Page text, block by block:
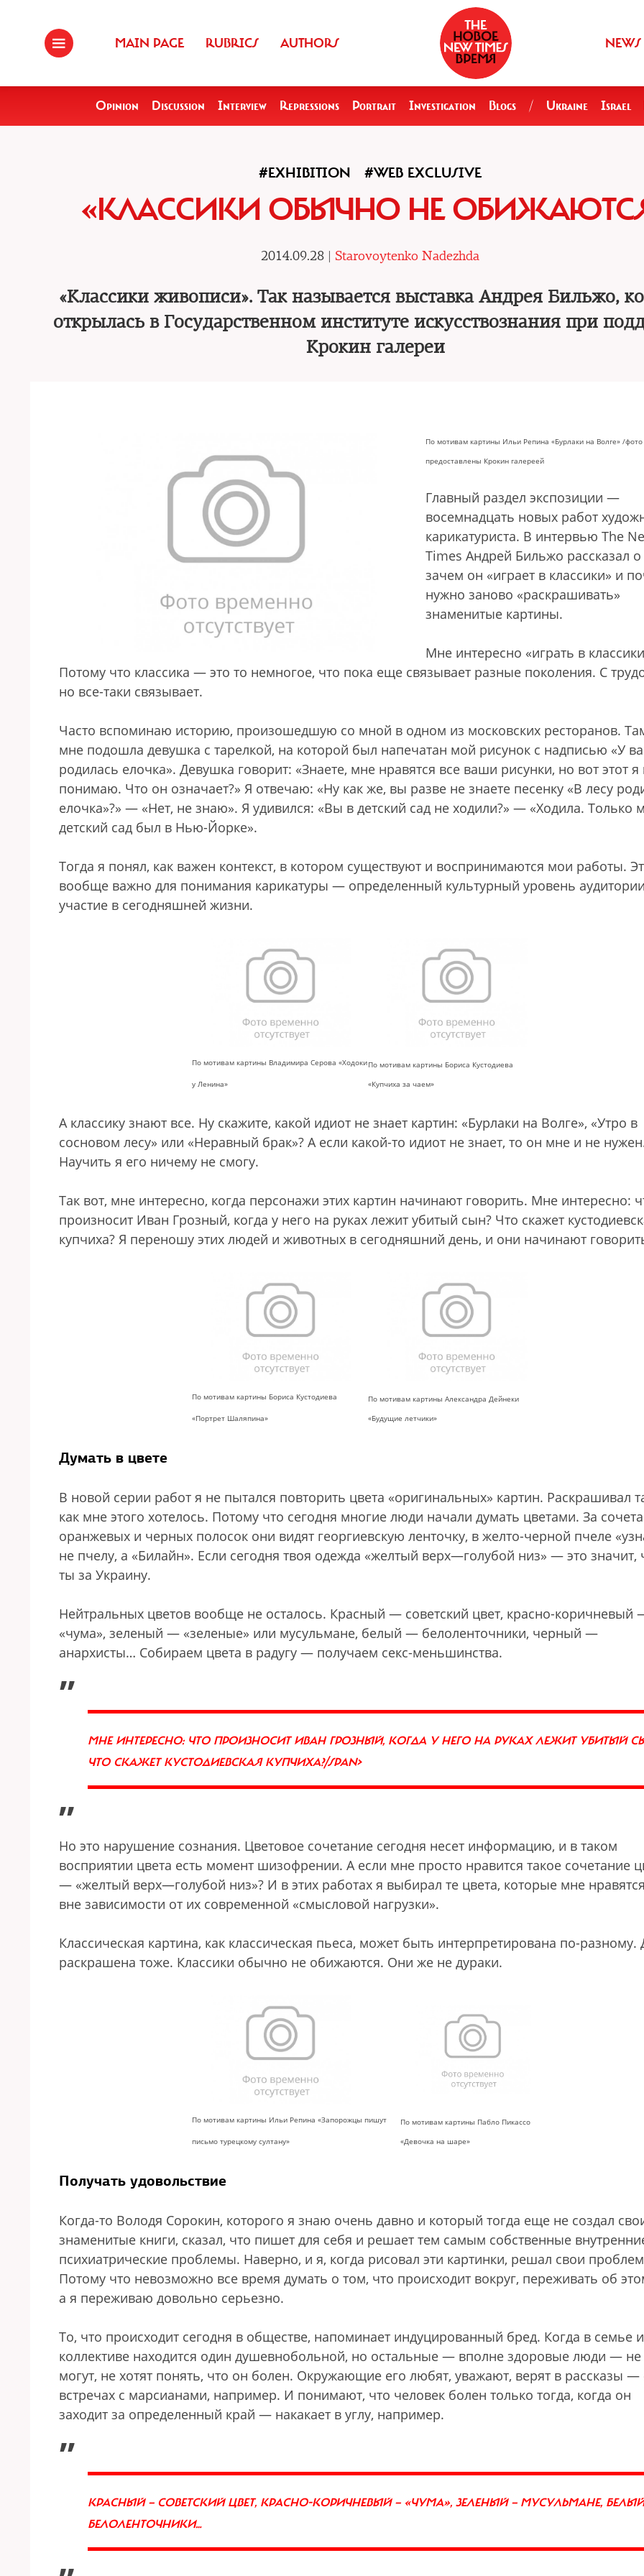
MAIN PAGE RUBRICS AUTHORS NEWS
Opinion Discussion Interview Repressions Portrait Investigation Blogs / Ukraine Israel
#EXHIBITION #WEB EXCLUSIVE
«КЛАССИКИ ОБЫЧНО НЕ
2014.09.28 | Starovoytenko Nadezhda
«Классики живописи». Так называется выставка Андрея Бильжо,
открылась в Государственном институте искусствознания при
Крокин галереи
По мотивам картины Ильи Репина «Бурлаки на Волге» /фото
предоставлены Крокин галереей
Главный раздел экспозиции —
восемнадцать новых работ
карикатуриста. В интервью The
Times Андрей Бильжо рассказал о
зачем он «играет в классики» и
нужно заново «раскрашивать»
знаменитые картины.
Мне интересно «играть в
Потому что классика — это то немногое, что пока еще связывает разные поколения. С
но все-таки связывает.
Часто вспоминаю историю, произошедшую со мной в одном из московских ресторанов.
мне подошла девушка с тарелкой, на которой был напечатан мой рисунок с надписью «У
родилась елочка». Девушка говорит: «Знаете, мне нравятся все ваши рисунки, но вот этот я
понимаю. Что он означает?» Я отвечаю: «Ну как же, вы разве не знаете песенку «В лесу
елочка»?» — «Нет, не знаю». Я удивился: «Вы в детский сад не ходили?» — «Ходила. Только
детский сад был в Нью-Йорке».
Тогда я понял, как важен контекст, в котором существуют и воспринимаются мои работы.
вообще важно для понимания карикатуры — определенный культурный уровень
участие в сегодняшней жизни.
По мотивам картины Владимира Серова «Ходоки
у Ленина»
По мотивам картины Бориса Кустодиева
«Купчиха за чаем»
А классику знают все. Ну скажите, какой идиот не знает картин: «Бурлаки на Волге», «Утро в
сосновом лесу» или «Неравный брак»? А если какой-то идиот не знает, то он мне и не
Научить я его ничему не смогу.
Так вот, мне интересно, когда персонажи этих картин начинают говорить. Мне интересно:
произносит Иван Грозный, когда у него на руках лежит убитый сын? Что скажет
купчиха? Я переношу этих людей и животных в сегодняшний день, и они начинают
По мотивам картины Бориса Кустодиева
«Портрет Шаляпина»
По мотивам картины Александра Дейнеки
«Будущие летчики»
Думать в цвете
В новой серии работ я не пытался повторить цвета «оригинальных» картин. Раскрашивал
как мне этого хотелось. Потому что сегодня многие люди начали думать цветами. За
оранжевых и черных полосок они видят георгиевскую ленточку, в желто-черной пчеле
не пчелу, а «Билайн». Если сегодня твоя одежда «желтый верх—голубой низ» — это значит,
ты за Украину.
Нейтральных цветов вообще не осталось. Красный — советский цвет, красно-коричневый
«чума», зеленый — «зеленые» или мусульмане, белый — белоленточники, черный —
анархисты… Собираем цвета в радугу — получаем секс-меньшинства.
„
МНЕ ИНТЕРЕСНО: ЧТО ПРОИЗНОСИТ ИВАН ГРОЗНЫЙ, КОГДА У НЕГО НА РУКАХ ЛЕЖИТ УБИТЫЙ
ЧТО СКАЖЕТ КУСТОДИЕВСКАЯ КУПЧИХА?/SPAN>
”
Но это нарушение сознания. Цветовое сочетание сегодня несет информацию, и в таком
восприятии цвета есть момент шизофрении. А если мне просто нравится такое сочетание
— «желтый верх—голубой низ»? И в этих работах я выбирал те цвета, которые мне
вне зависимости от их современной «смысловой нагрузки».
Классическая картина, как классическая пьеса, может быть интерпретирована по-разному.
раскрашена тоже. Классики обычно не обижаются. Они же не дураки.
По мотивам картины Ильи Репина «Запорожцы пишут
письмо турецкому султану»
По мотивам картины Пабло Пикассо
«Девочка на шаре»
Получать удовольствие
Когда-то Володя Сорокин, которого я знаю очень давно и который тогда еще не создал
знаменитые книги, сказал, что пишет для себя и решает тем самым собственные
психиатрические проблемы. Наверно, и я, когда рисовал эти картинки, решал свои
Потому что невозможно все время думать о том, что происходит вокруг, переживать об
а я переживаю довольно серьезно.
То, что происходит сегодня в обществе, напоминает индуцированный бред. Когда в семье
коллективе находится один душевнобольной, но остальные — вполне здоровые люди — не
могут, не хотят понять, что он болен. Окружающие его любят, уважают, верят в рассказы —
встречах с марсианами, например. И понимают, что человек болен только тогда, когда он
заходит за определенный край — накакает в углу, например.
„
КРАСНЫЙ — СОВЕТСКИЙ ЦВЕТ, КРАСНО-КОРИЧНЕВЫЙ — «ЧУМА», ЗЕЛЕНЫЙ — МУСУЛЬМАНЕ,
БЕЛОЛЕНТОЧНИКИ…